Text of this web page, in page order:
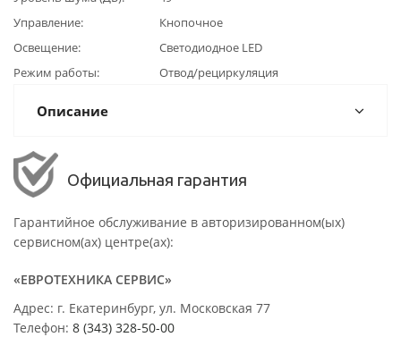
Управление
Кнопочное
Освещение
Светодиодное LED
Режим работы
Отвод/рециркуляция
Описание
Официальная гарантия
Гарантийное обслуживание в авторизированном(ых)
сервисном(ах) центре(ах):
«ЕВРОТЕХНИКА СЕРВИС»
Адрес: г. Екатеринбург, ул. Московская 77
Телефон: 8 (343) 328-50-00